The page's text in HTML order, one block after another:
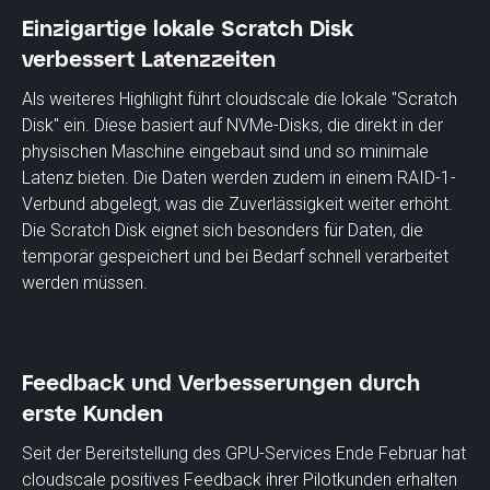
Einzigartige lokale Scratch Disk
verbessert Latenzzeiten
Als weiteres Highlight führt cloudscale die lokale "Scratch
Disk" ein. Diese basiert auf NVMe-Disks, die direkt in der
physischen Maschine eingebaut sind und so minimale
Latenz bieten. Die Daten werden zudem in einem RAID-1-
Verbund abgelegt, was die Zuverlässigkeit weiter erhöht.
Die Scratch Disk eignet sich besonders für Daten, die
temporär gespeichert und bei Bedarf schnell verarbeitet
werden müssen.
Feedback und Verbesserungen durch
erste Kunden
Seit der Bereitstellung des GPU-Services Ende Februar hat
cloudscale positives Feedback ihrer Pilotkunden erhalten